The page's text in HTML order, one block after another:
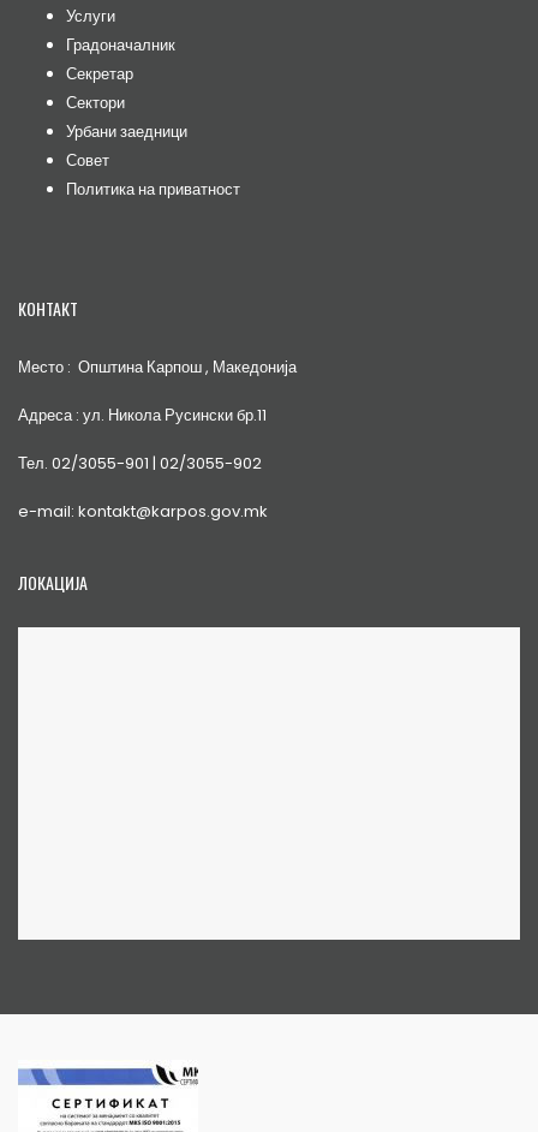
Услуги
Градоначалник
Секретар
Сектори
Урбани заедници
Совет
Политика на приватност
КОНТАКТ
Место : Општина Карпош , Македонија
Адреса : ул. Никола Русински бр.11
Тел. 02/3055-901 | 02/3055-902
e-mail: kontakt@karpos.gov.mk
ЛОКАЦИЈА